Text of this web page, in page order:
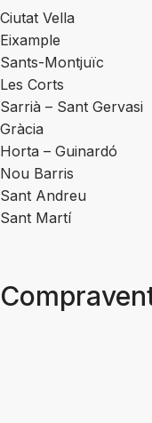
Ciutat Vella
Eixample
Sants-Montjuïc
Les Corts
Sarrià – Sant Gervasi
Gràcia
Horta – Guinardó
Nou Barris
Sant Andreu
Sant Martí